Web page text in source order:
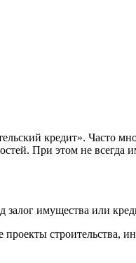
кредит». Часто
При этом не всегда
имущества или
строительства,